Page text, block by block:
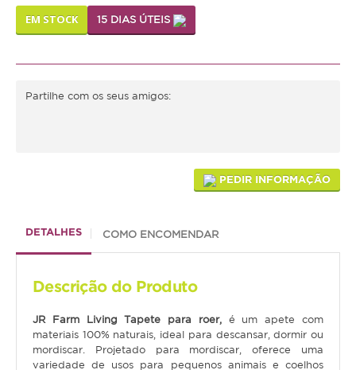
Tartaruga
Gato
Júnior
Adulto
EM STOCK 15 DIAS ÚTEIS
Partilhe com os seus amigos:
PEDIR INFORMAÇÃO
DETALHES COMO ENCOMENDAR
Descrição do Produto
JR Farm Living Tapete para roer, é um apete com
materiais 100% naturais, ideal para descansar, dormir ou
mordiscar. Projetado para mordiscar, oferece uma
variedade de usos para pequenos animais e coelhos